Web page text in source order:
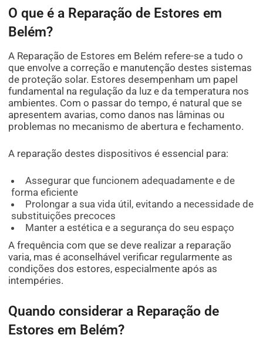
O que é a Reparação de Estores em
Belém?
A Reparação de Estores em Belém refere-se a tudo o
que envolve a correção e manutenção destes sistemas
de proteção solar. Estores desempenham um papel
fundamental na regulação da luz e da temperatura nos
ambientes. Com o passar do tempo, é natural que se
apresentem avarias, como danos nas lâminas ou
problemas no mecanismo de abertura e fechamento.
A reparação destes dispositivos é essencial para:
Assegurar que funcionem adequadamente e de
forma eficiente
Prolongar a sua vida útil, evitando a necessidade de
substituições precoces
Manter a estética e a segurança do seu espaço
A frequência com que se deve realizar a reparação
varia, mas é aconselhável verificar regularmente as
condições dos estores, especialmente após as
intempéries.
Quando considerar a Reparação de
Estores em Belém?